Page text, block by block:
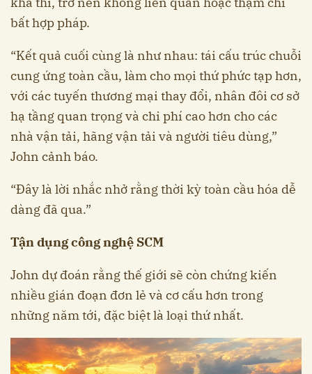
bất hợp pháp.
“Kết quả cuối cùng là như nhau: tái cấu trúc chuỗi
cung ứng toàn cầu, làm cho mọi thứ phức tạp hơn,
với các tuyến thương mại thay đổi, nhân đôi cơ sở
hạ tầng quan trọng và chi phí cao hơn cho các
nhà vận tải, hãng vận tải và người tiêu dùng,”
John cảnh báo.
“Đây là lời nhắc nhở rằng thời kỳ toàn cầu hóa dễ
dàng đã qua.”
Tận dụng công nghệ SCM
John dự đoán rằng thế giới sẽ còn chứng kiến
nhiều gián đoạn đơn lẻ và cơ cấu hơn trong
những năm tới, đặc biệt là loại thứ nhất.